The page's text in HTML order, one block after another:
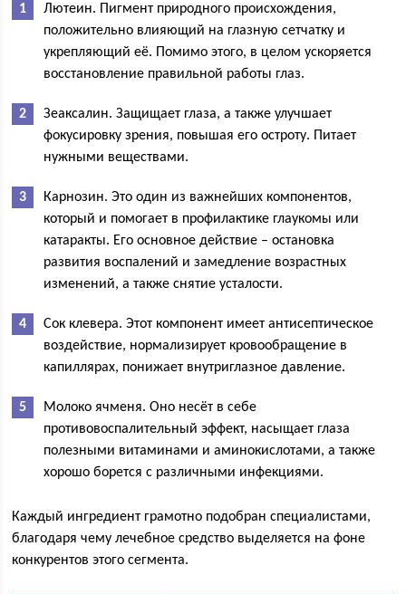
Лютеин. Пигмент природного происхождения,
положительно влияющий на глазную сетчатку и
укрепляющий её. Помимо этого, в целом ускоряется
восстановление правильной работы глаз.
Зеаксалин. Защищает глаза, а также улучшает
фокусировку зрения, повышая его остроту. Питает
нужными веществами.
Карнозин. Это один из важнейших компонентов,
который и помогает в профилактике глаукомы или
катаракты. Его основное действие – остановка
развития воспалений и замедление возрастных
изменений, а также снятие усталости.
Сок клевера. Этот компонент имеет антисептическое
воздействие, нормализирует кровообращение в
капиллярах, понижает внутриглазное давление.
Молоко ячменя. Оно несёт в себе
противовоспалительный эффект, насыщает глаза
полезными витаминами и аминокислотами, а также
хорошо борется с различными инфекциями.
Каждый ингредиент грамотно подобран специалистами,
благодаря чему лечебное средство выделяется на фоне
конкурентов этого сегмента.